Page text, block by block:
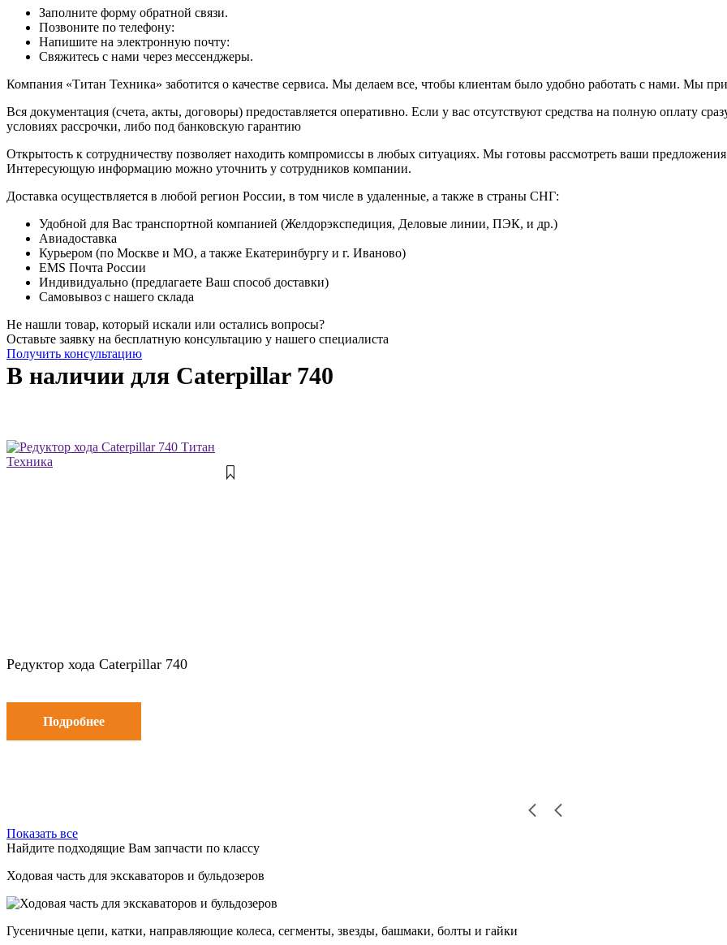
Заполните форму обратной связи.
Позвоните по телефону:
Напишите на электронную почту:
Свяжитесь с нами через мессенджеры.
Компания «Титан Техника» заботится о качестве сервиса. Мы делаем все, чтобы клиентам было удобно работать с нами. Мы
Вся документация (счета, акты, договоры) предоставляется оперативно. Если у вас отсутствуют средства на полную оплату
условиях рассрочки, либо под банковскую гарантию
Открытость к сотрудничеству позволяет находить компромиссы в любых ситуациях. Мы готовы рассмотреть ваши
Интересующую информацию можно уточнить у сотрудников компании.
Доставка осуществляется в любой регион России, в том числе в удаленные, а также в страны СНГ:
Удобной для Вас транспортной компанией (Желдорэкспедиция, Деловые линии, ПЭК, и др.)
Авиадоставка
Курьером (по Москве и МО, а также Екатеринбургу и г. Иваново)
EMS Почта России
Индивидуально (предлагаете Ваш способ доставки)
Самовывоз с нашего склада
Не нашли товар, который искали или остались вопросы?
Оставьте заявку на бесплатную консультацию у нашего специалиста
Получить консультацию
В наличии для Caterpillar 740
Редуктор хода Caterpillar 740
Подробнее
Показать все
Найдите подходящие Вам запчасти по классу
Ходовая часть для экскаваторов и бульдозеров
Гусеничные цепи, катки, направляющие колеса, сегменты, звезды, башмаки, болты и гайки